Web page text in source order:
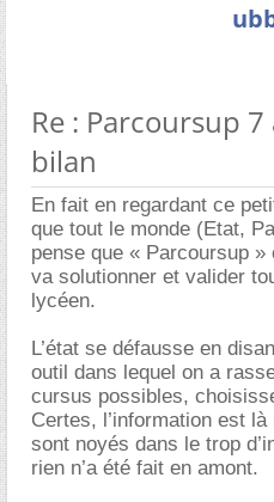
Re : Parcoursup
bilan
En fait en regardant ce
que tout le monde (Etat,
pense que « Parcoursup
va solutionner et valider
lycéen.
L’état se défausse en
outil dans lequel on a
cursus possibles,
Certes, l’information est
sont noyés dans le trop
rien n’a été fait en amont.